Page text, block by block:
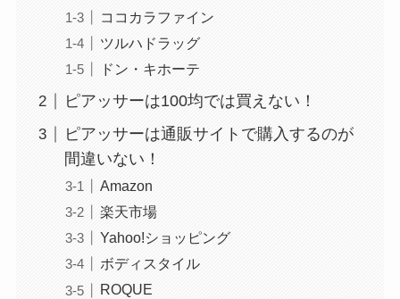
ココカラファイン
ツルハドラッグ
ドン・キホーテ
ピアッサーは100均では買えない！
ピアッサーは通販サイトで購入するのが
間違いない！
Amazon
楽天市場
Yahoo!ショッピング
ボディスタイル
ROQUE